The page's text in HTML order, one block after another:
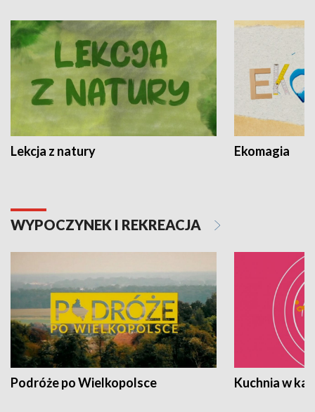
Lekcja z natury Ekomagia
WYPOCZYNEK I REKREACJA
Podróże po Wielkopolsce Kuchnia w